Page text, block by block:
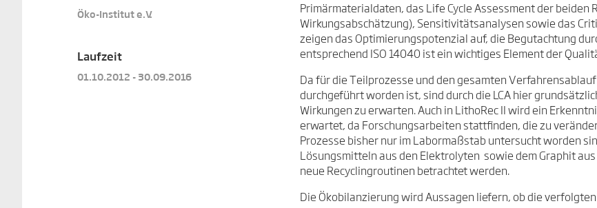
Öko-Institut e.V.
Laufzeit
01.10.2012 - 30.09.2016
Primärmaterialdaten, das Life Cycle Assessment der
Wirkungsabschätzung), Sensitivitätsanalysen sowie das
zeigen das Optimierungspotenzial auf, die Begutachtung
entsprechend ISO 14040 ist ein wichtiges Element der
Da für die Teilprozesse und den gesamten
durchgeführt worden ist, sind durch die LCA hier
Wirkungen zu erwarten. Auch in LithoRec II wird ein
erwartet, da Forschungsarbeiten stattfinden, die zu
Prozesse bisher nur im Labormaßstab untersucht worden
Lösungsmitteln aus den Elektrolyten sowie dem Graphit
neue Recyclingroutinen betrachtet werden.
Die Ökobilanzierung wird Aussagen liefern, ob die